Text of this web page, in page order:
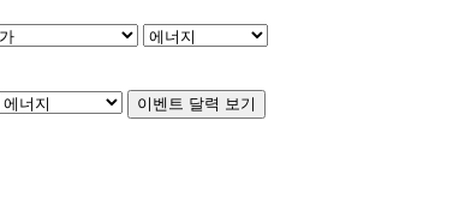
이벤트 달력 보기